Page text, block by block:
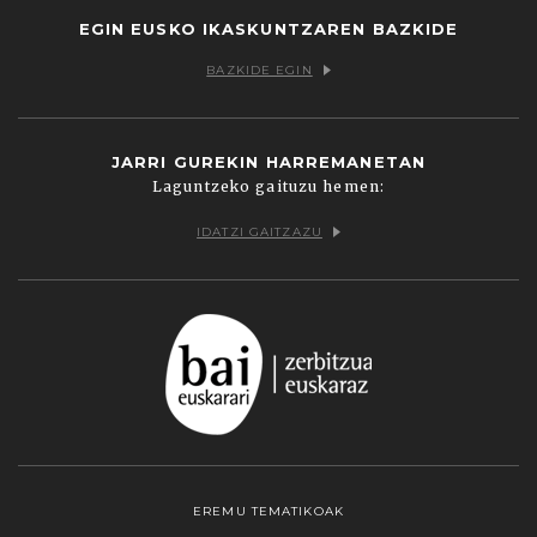
EGIN EUSKO IKASKUNTZAREN BAZKIDE
BAZKIDE EGIN
JARRI GUREKIN HARREMANETAN
Laguntzeko gaituzu hemen:
IDATZI GAITZAZU
EREMU TEMATIKOAK